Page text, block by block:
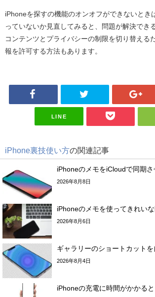
iPhoneを探すの機能のオンオフができないとき
っていないか見直してみると、問題が解決でき
コンテンツとプライバシーの制限を切り替える
報を許可する方法もあります。
LINE
iPhone裏技使い方の関連記事
iPhoneのメモをiCloudで同期
2026年8月8日
iPhoneのメモを使ってきれい
2026年8月6日
ギャラリーのショートカット
2026年8月4日
iPhoneの充電に時間がかかる